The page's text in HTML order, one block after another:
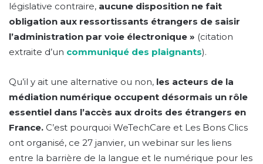
législative contraire, aucune disposition ne fait
obligation aux ressortissants étrangers de saisir
l’administration par voie électronique » (citation
extraite d’un communiqué des plaignants).
Qu’il y ait une alternative ou non, les acteurs de la
médiation numérique occupent désormais un rôle
essentiel dans l’accès aux droits des étrangers en
France. C’est pourquoi WeTechCare et Les Bons Clics
ont organisé, ce 27 janvier, un webinar sur les liens
entre la barrière de la langue et le numérique pour les